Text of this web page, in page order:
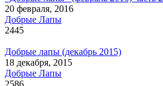
20 февраля, 2016
Добрые Лапы
2445
Добрые лапы (декабрь 2015)
18 декабря, 2015
Добрые Лапы